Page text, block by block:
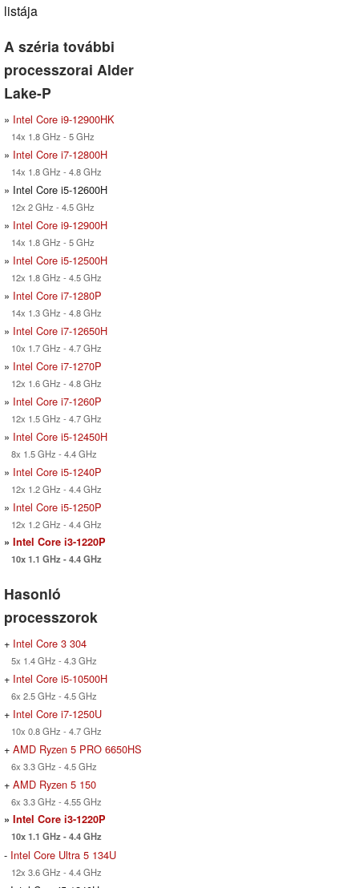
listája
A széria további
processzorai Alder
Lake-P
» Intel Core i9-12900HK
14x 1.8 GHz - 5 GHz
» Intel Core i7-12800H
14x 1.8 GHz - 4.8 GHz
» Intel Core i5-12600H
12x 2 GHz - 4.5 GHz
» Intel Core i9-12900H
14x 1.8 GHz - 5 GHz
» Intel Core i5-12500H
12x 1.8 GHz - 4.5 GHz
» Intel Core i7-1280P
14x 1.3 GHz - 4.8 GHz
» Intel Core i7-12650H
10x 1.7 GHz - 4.7 GHz
» Intel Core i7-1270P
12x 1.6 GHz - 4.8 GHz
» Intel Core i7-1260P
12x 1.5 GHz - 4.7 GHz
» Intel Core i5-12450H
8x 1.5 GHz - 4.4 GHz
» Intel Core i5-1240P
12x 1.2 GHz - 4.4 GHz
» Intel Core i5-1250P
12x 1.2 GHz - 4.4 GHz
» Intel Core i3-1220P
10x 1.1 GHz - 4.4 GHz
Hasonló
processzorok
+ Intel Core 3 304
5x 1.4 GHz - 4.3 GHz
+ Intel Core i5-10500H
6x 2.5 GHz - 4.5 GHz
+ Intel Core i7-1250U
10x 0.8 GHz - 4.7 GHz
+ AMD Ryzen 5 PRO 6650HS
6x 3.3 GHz - 4.5 GHz
+ AMD Ryzen 5 150
6x 3.3 GHz - 4.55 GHz
» Intel Core i3-1220P
10x 1.1 GHz - 4.4 GHz
- Intel Core Ultra 5 134U
12x 3.6 GHz - 4.4 GHz